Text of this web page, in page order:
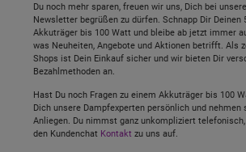
Du noch mehr sparen, freuen wir uns, Dich bei
Newsletter begrüßen zu dürfen. Schnapp Dir Deinen
Akkuträger bis 100 Watt und bleibe ab jetzt immer
was Neuheiten, Angebote und Aktionen betrifft. Als
Shops ist Dein Einkauf sicher und wir bieten Dir
Bezahlmethoden an.
Hast Du noch Fragen zu einem Akkuträger bis 100
Dich unsere Dampfexperten persönlich und nehmen
Anliegen. Du nimmst ganz unkompliziert
den Kundenchat Kontakt zu uns auf.